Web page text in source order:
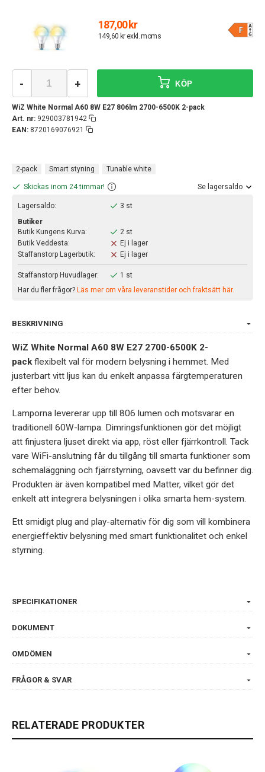
187,00 kr
149,60 kr exkl. moms
WiZ White Normal A60 8W E27 806lm 2700-6500K 2-pack
Art. nr: 929003781942
EAN: 8720169076921
- + KÖP
2-pack Smart styning Tunable white
Skickas inom 24 timmar! Se lagersaldo
Lagersaldo:
3 st
Butiker
Butik Kungens Kurva:
2 st
Butik Veddesta:
Ej i lager
Staffanstorp Lagerbutik:
Ej i lager
Staffanstorp Huvudlager:
1 st
Har du fler frågor? Läs mer om våra leveranstider och fraktsätt här.
BESKRIVNING
WiZ White Normal A60 8W E27 2700-6500K 2-
pack flexibelt val för modern belysning i hemmet. Med
justerbart vitt ljus kan du enkelt anpassa färgtemperaturen
efter behov.
Lamporna levererar upp till 806 lumen och motsvarar en
traditionell 60W-lampa. Dimringsfunktionen gör det möjligt
att finjustera ljuset direkt via app, röst eller fjärrkontroll. Tack
vare WiFi-anslutning får du tillgång till smarta funktioner som
schemaläggning och fjärrstyrning, oavsett var du befinner dig.
Produkten är även kompatibel med Matter, vilket gör det
enkelt att integrera belysningen i olika smarta hem-system.
Ett smidigt plug and play-alternativ för dig som vill kombinera
energieffektiv belysning med smart funktionalitet och enkel
styrning.
SPECIFIKATIONER
DOKUMENT
OMDÖMEN
FRÅGOR & SVAR
RELATERADE PRODUKTER